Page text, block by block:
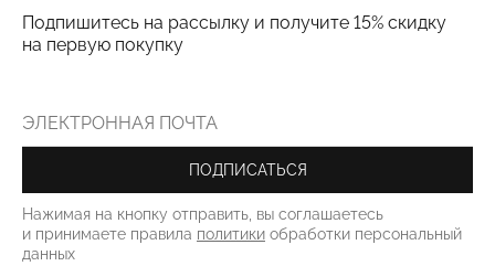
23 000 ₽
Подпишитесь на рассылку и получите 15% скидку
на первую покупку
ПОДПИСАТЬСЯ
Нажимая на кнопку отправить, вы соглашаетесь
и принимаете правила политики обработки персональный
данных